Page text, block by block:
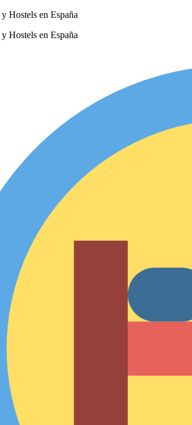
Hostels en España
Hostels en España